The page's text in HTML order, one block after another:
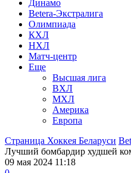
Динамо
Betera-Экстралига
Олимпиада
КХЛ
НХЛ
Матч-центр
Еще
Высшая лига
ВХЛ
МХЛ
Америка
Европа
Страница Хоккея Беларуси
Лучший бомбардир худшей
09 мая 2024 11:18